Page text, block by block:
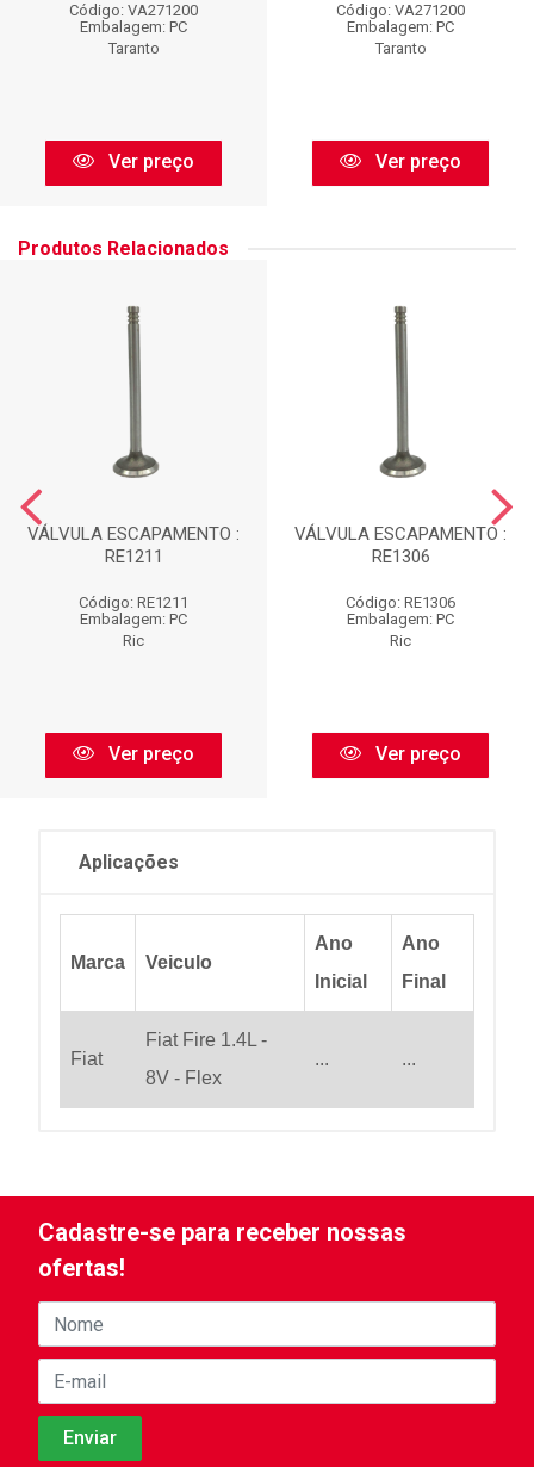
Código: VA271200
Embalagem: PC
Taranto
Ver preço
Código: VA271200
Embalagem: PC
Taranto
Ver preço
Produtos Relacionados
VÁLVULA ESCAPAMENTO :
RE1211
Código: RE1211
Embalagem: PC
Ric
Ver preço
VÁLVULA ESCAPAMENTO :
RE1306
Código: RE1306
Embalagem: PC
Ric
Ver preço
Aplicações
Marca Veiculo
Ano
Inicial
Ano
Final
Fiat
Fiat Fire 1.4L -
8V - Flex
... ...
Cadastre-se para receber nossas
ofertas!